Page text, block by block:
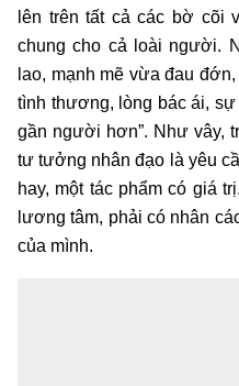
lên trên tất cả các bờ cõi
chung cho cả loài người.
lao, mạnh mẽ vừa đau
tình thương, lòng bác ái,
gần người hơn”. Như vây,
tư tưởng nhân đạo là yêu
hay, một tác phẩm có giá
lương tâm, phải có nhân
của mình.